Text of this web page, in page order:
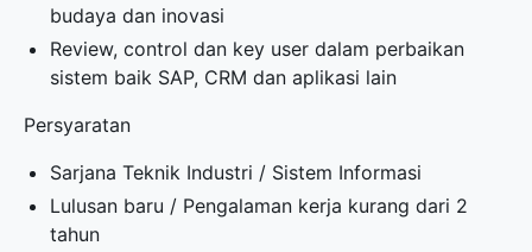
budaya dan inovasi
Review, control dan key user dalam perbaikan
sistem baik SAP, CRM dan aplikasi lain
Persyaratan
Sarjana Teknik Industri / Sistem Informasi
Lulusan baru / Pengalaman kerja kurang dari 2
tahun